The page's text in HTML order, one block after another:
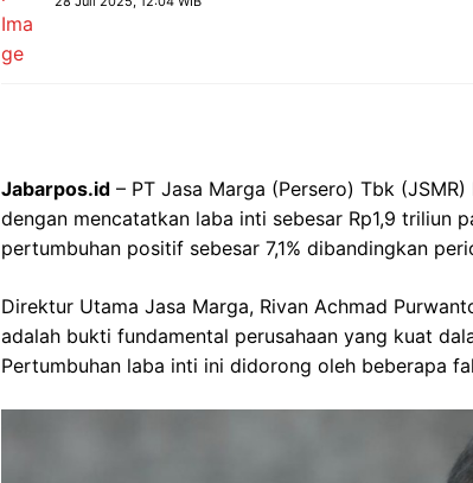
Jabarpos.id – PT Jasa Marga (Persero) Tbk
dengan mencatatkan laba inti sebesar Rp1,9 triliun
pertumbuhan positif sebesar 7,1% dibandingkan
Direktur Utama Jasa Marga, Rivan Achmad
adalah bukti fundamental perusahaan yang kuat
Pertumbuhan laba inti ini didorong oleh beberapa